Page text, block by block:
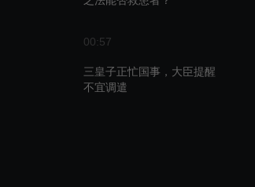
00:57
三皇子正忙国事，大臣提醒
不宜调遣